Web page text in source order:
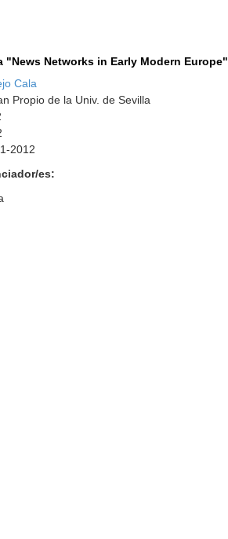
"News Networks in Early Modern Europe"
Cala
Propio de la Univ. de Sevilla
2012
es: